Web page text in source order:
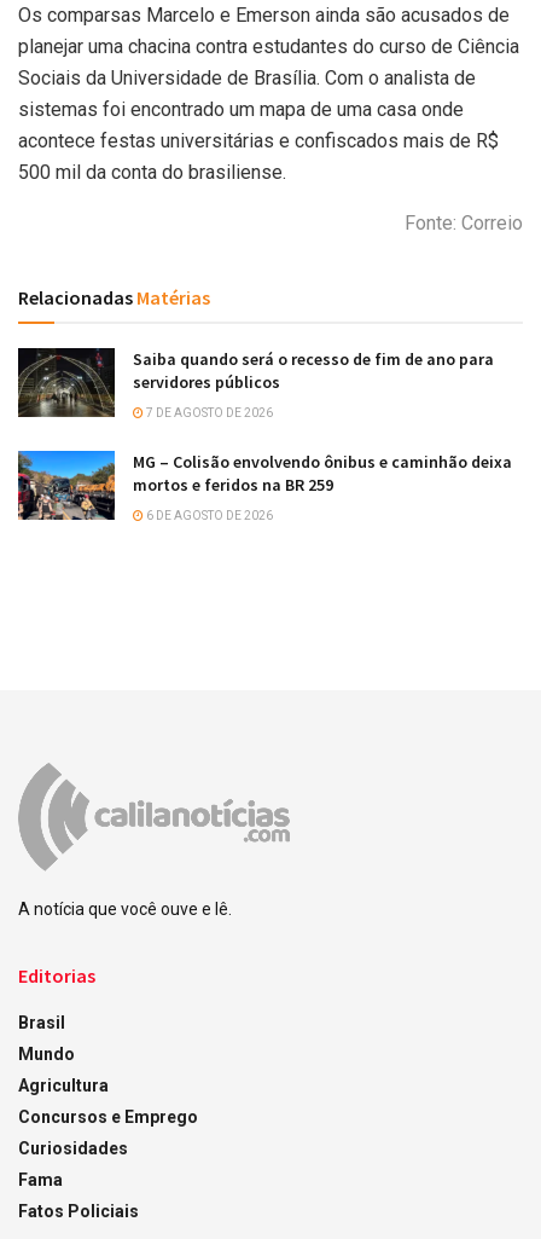
Os comparsas Marcelo e Emerson ainda são acusados de
planejar uma chacina contra estudantes do curso de Ciência
Sociais da Universidade de Brasília. Com o analista de
sistemas foi encontrado um mapa de uma casa onde
acontece festas universitárias e confiscados mais de R$
500 mil da conta do brasiliense.
Fonte: Correio
Relacionadas Matérias
Saiba quando será o recesso de fim de ano para
servidores públicos
7 DE AGOSTO DE 2026
MG – Colisão envolvendo ônibus e caminhão deixa
mortos e feridos na BR 259
6 DE AGOSTO DE 2026
A notícia que você ouve e lê.
Editorias
Brasil
Mundo
Agricultura
Concursos e Emprego
Curiosidades
Fama
Fatos Policiais